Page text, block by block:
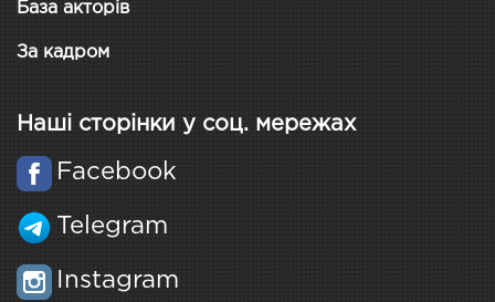
База акторів
За кадром
Наші сторінки у соц. мережах
Facebook
Telegram
Instagram